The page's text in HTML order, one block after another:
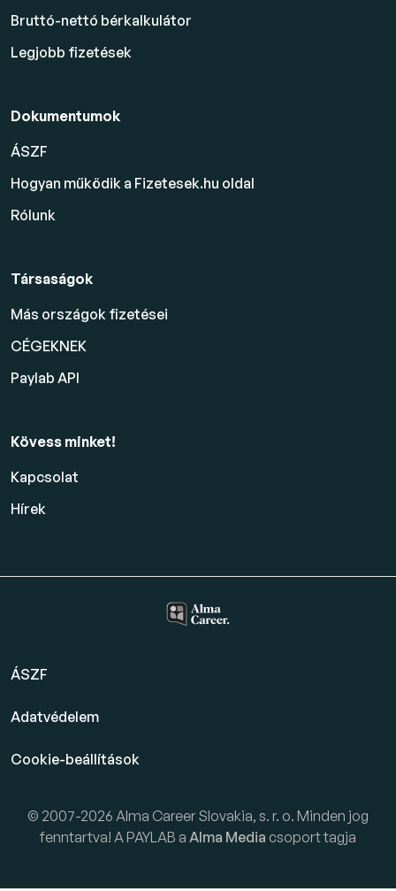
Bruttó-nettó bérkalkulátor
Legjobb fizetések
Dokumentumok
ÁSZF
Hogyan működik a Fizetesek.hu oldal
Rólunk
Társaságok
Más országok fizetései
CÉGEKNEK
Paylab API
Kövess minket!
Kapcsolat
Hírek
ÁSZF
Adatvédelem
Cookie-beállítások
© 2007-2026 Alma Career Slovakia, s. r. o. Minden jog
fenntartva! A PAYLAB a Alma Media csoport tagja